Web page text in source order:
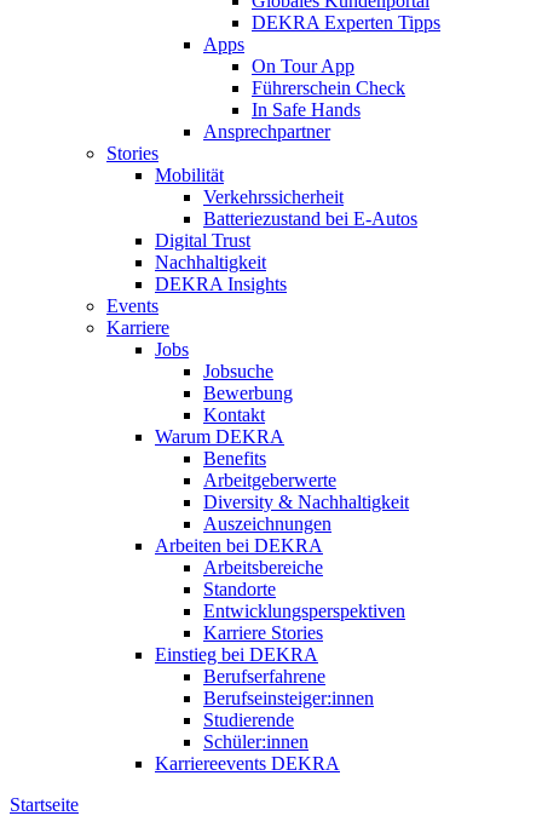
DEKRA Experten Tipps
Apps
On Tour App
Führerschein Check
In Safe Hands
Ansprechpartner
Stories
Mobilität
Verkehrssicherheit
Batteriezustand bei E-Autos
Digital Trust
Nachhaltigkeit
DEKRA Insights
Events
Karriere
Jobs
Jobsuche
Bewerbung
Kontakt
Warum DEKRA
Benefits
Arbeitgeberwerte
Diversity & Nachhaltigkeit
Auszeichnungen
Arbeiten bei DEKRA
Arbeitsbereiche
Standorte
Entwicklungsperspektiven
Karriere Stories
Einstieg bei DEKRA
Berufserfahrene
Berufseinsteiger:innen
Studierende
Schüler:innen
Karriereevents DEKRA
Startseite